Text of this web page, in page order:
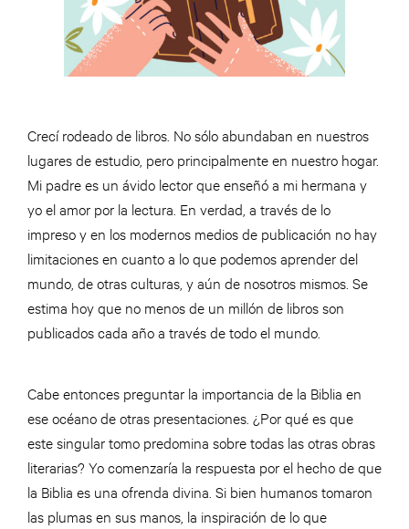
Crecí rodeado de libros. No sólo abundaban en nuestros
lugares de estudio, pero principalmente en nuestro hogar.
Mi padre es un ávido lector que enseñó a mi hermana y
yo el amor por la lectura. En verdad, a través de lo
impreso y en los modernos medios de publicación no hay
limitaciones en cuanto a lo que podemos aprender del
mundo, de otras culturas, y aún de nosotros mismos. Se
estima hoy que no menos de un millón de libros son
publicados cada año a través de todo el mundo.
Cabe entonces preguntar la importancia de la Biblia en
ese océano de otras presentaciones. ¿Por qué es que
este singular tomo predomina sobre todas las otras obras
literarias? Yo comenzaría la respuesta por el hecho de que
la Biblia es una ofrenda divina. Si bien humanos tomaron
las plumas en sus manos, la inspiración de lo que